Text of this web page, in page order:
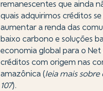
remanescentes que ainda
quais adquirimos créditos
aumentar a renda das
baixo carbono e soluções
economia global para o Net
créditos com origem nas
amazônica ( leia mais
107).